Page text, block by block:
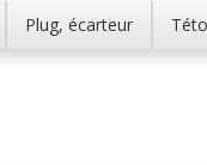
Plug, écarteur